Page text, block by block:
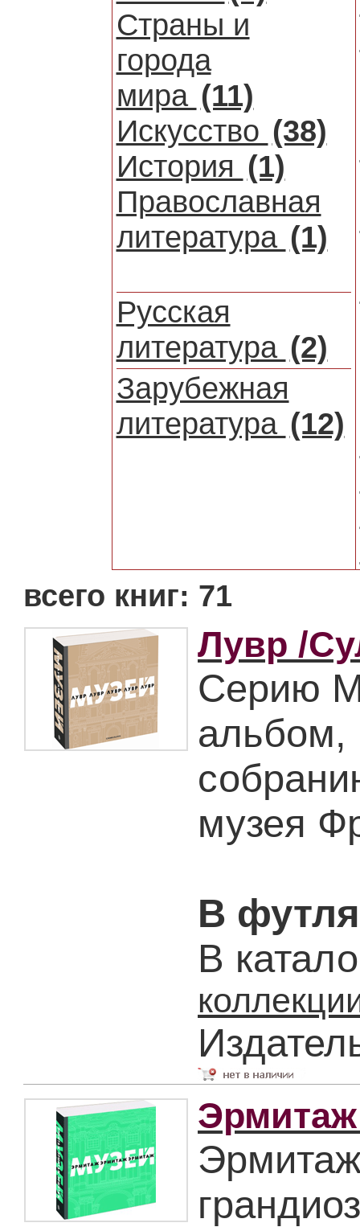
Страны и
города
мира (11)
Искусство (38)
История (1)
Православная
литература (1)
Русская
литература (2)
Зарубежная
литература (12)
всего книг: 71
Лувр /
Серию
альбом,
музея
В
В